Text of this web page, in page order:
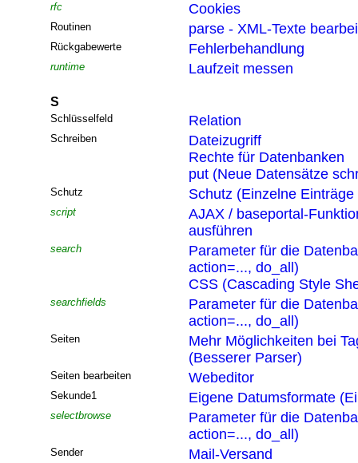
rfc Cookies
Routinen parse - XML-Texte
Rückgabewerte Fehlerbehandlung
runtime Laufzeit messen
S
Schlüsselfeld Relation
Schreiben
Dateizugriff
Rechte für Datenbanken
put (Neue Datensätze
Schutz Schutz (Einzelne
script
AJAX / baseportal-
ausführen
search
Parameter für die
action=..., do_all)
CSS (Cascading Style
searchfields
Parameter für die
action=..., do_all)
Seiten
Mehr Möglichkeiten bei
(Besserer Parser)
Seiten bearbeiten Webeditor
Sekunde1 Eigene Datumsformate
selectbrowse
Parameter für die
action=..., do_all)
Sender Mail-Versand